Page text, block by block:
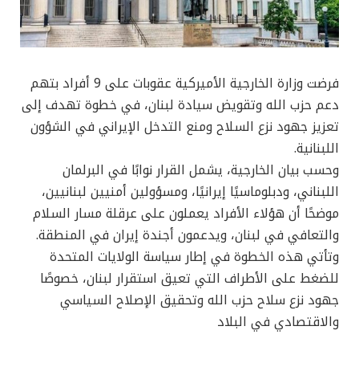
فرضت وزارة الخارجية الأميركية عقوبات على 9 أفراد بتهم
دعم حزب الله وتقويض سيادة لبنان، في خطوة تهدف إلى
تعزيز جهود نزع السلاح ومنع التدخل الإيراني في الشؤون
اللبنانية.
وحسب بيان الخارجية، يشمل القرار نوابًا في البرلمان
اللبناني، ودبلوماسيًا إيرانيًا، ومسؤولين أمنيين لبنانيين،
موضحًا أن هؤلاء الأفراد يعملون على عرقلة مسار السلام
والتعافي في لبنان، ويدعمون أجندة إيران في المنطقة.
وتأتي هذه الخطوة في إطار سياسة الولايات المتحدة
للضغط على الأطراف التي تعيق استقرار لبنان، خصوصًا
جهود نزع سلاح حزب الله وتحقيق الإصلاح السياسي
والاقتصادي في البلاد